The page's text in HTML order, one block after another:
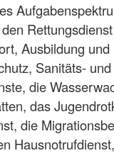
Ausbildung
Sanitäts- und
die
das
die